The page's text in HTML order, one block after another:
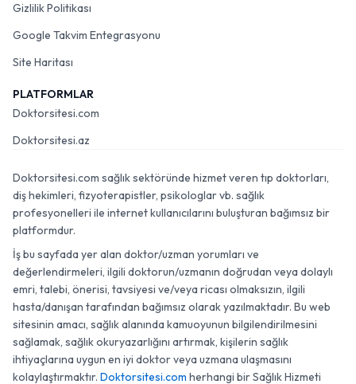
Gizlilik Politikası
Google Takvim Entegrasyonu
Site Haritası
PLATFORMLAR
Doktorsitesi.com
Doktorsitesi.az
Doktorsitesi.com sağlık sektöründe hizmet veren tıp doktorları,
diş hekimleri, fizyoterapistler, psikologlar vb. sağlık
profesyonelleri ile internet kullanıcılarını buluşturan bağımsız bir
platformdur.
İş bu sayfada yer alan doktor/uzman yorumları ve
değerlendirmeleri, ilgili doktorun/uzmanın doğrudan veya dolaylı
emri, talebi, önerisi, tavsiyesi ve/veya ricası olmaksızın, ilgili
hasta/danışan tarafından bağımsız olarak yazılmaktadır. Bu web
sitesinin amacı, sağlık alanında kamuoyunun bilgilendirilmesini
sağlamak, sağlık okuryazarlığını artırmak, kişilerin sağlık
ihtiyaçlarına uygun en iyi doktor veya uzmana ulaşmasını
kolaylaştırmaktır. Doktorsitesi.com herhangi bir Sağlık Hizmeti